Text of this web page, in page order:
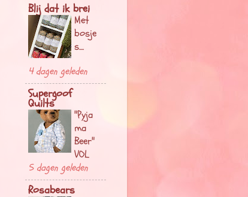
Blij dat ik brei
Met
bosje
s....
4 dagen geleden
Supergoof
Quilts
"Pyja
ma
Beer"
VOL
5 dagen geleden
Rosabears